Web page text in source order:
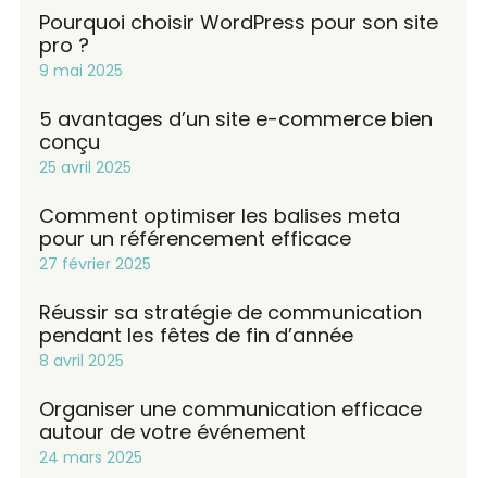
Pourquoi choisir WordPress pour son site
pro ?
9 mai 2025
5 avantages d’un site e-commerce bien
conçu
25 avril 2025
Comment optimiser les balises meta
pour un référencement efficace
27 février 2025
Réussir sa stratégie de communication
pendant les fêtes de fin d’année
8 avril 2025
Organiser une communication efficace
autour de votre événement
24 mars 2025